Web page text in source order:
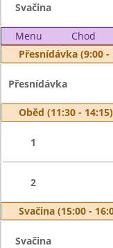
Svačina
Menu Chod
Přesnídávka (9:00 -
Přesnídávka
Oběd (11:30 - 14:15)
1
2
Svačina (15:00 -
Svačina